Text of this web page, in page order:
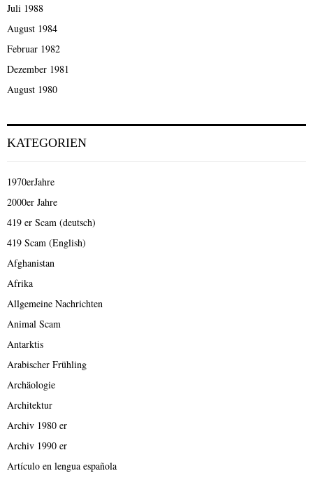
Juli 1988
August 1984
Februar 1982
Dezember 1981
August 1980
KATEGORIEN
1970erJahre
2000er Jahre
419 er Scam (deutsch)
419 Scam (English)
Afghanistan
Afrika
Allgemeine Nachrichten
Animal Scam
Antarktis
Arabischer Frühling
Archäologie
Architektur
Archiv 1980 er
Archiv 1990 er
Artículo en lengua española